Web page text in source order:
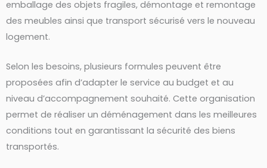
emballage des objets fragiles, démontage et remontage
des meubles ainsi que transport sécurisé vers le nouveau
logement.
Selon les besoins, plusieurs formules peuvent être
proposées afin d’adapter le service au budget et au
niveau d’accompagnement souhaité. Cette organisation
permet de réaliser un déménagement dans les meilleures
conditions tout en garantissant la sécurité des biens
transportés.